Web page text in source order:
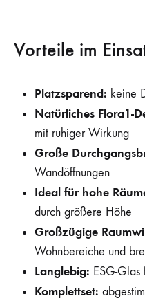
Vorteile im
Platzsparend: keine
Natürliches Flora1-
mit ruhiger Wirkung
Große
Wandöffnungen
Ideal für hohe
durch größere Höhe
Großzügige
Wohnbereiche und
Langlebig: ESG-
Komplettset: